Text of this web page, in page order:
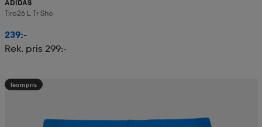
ADIDAS
Tiro26 L Tr Sho
239:-
Rek. pris 299:-
Teampris